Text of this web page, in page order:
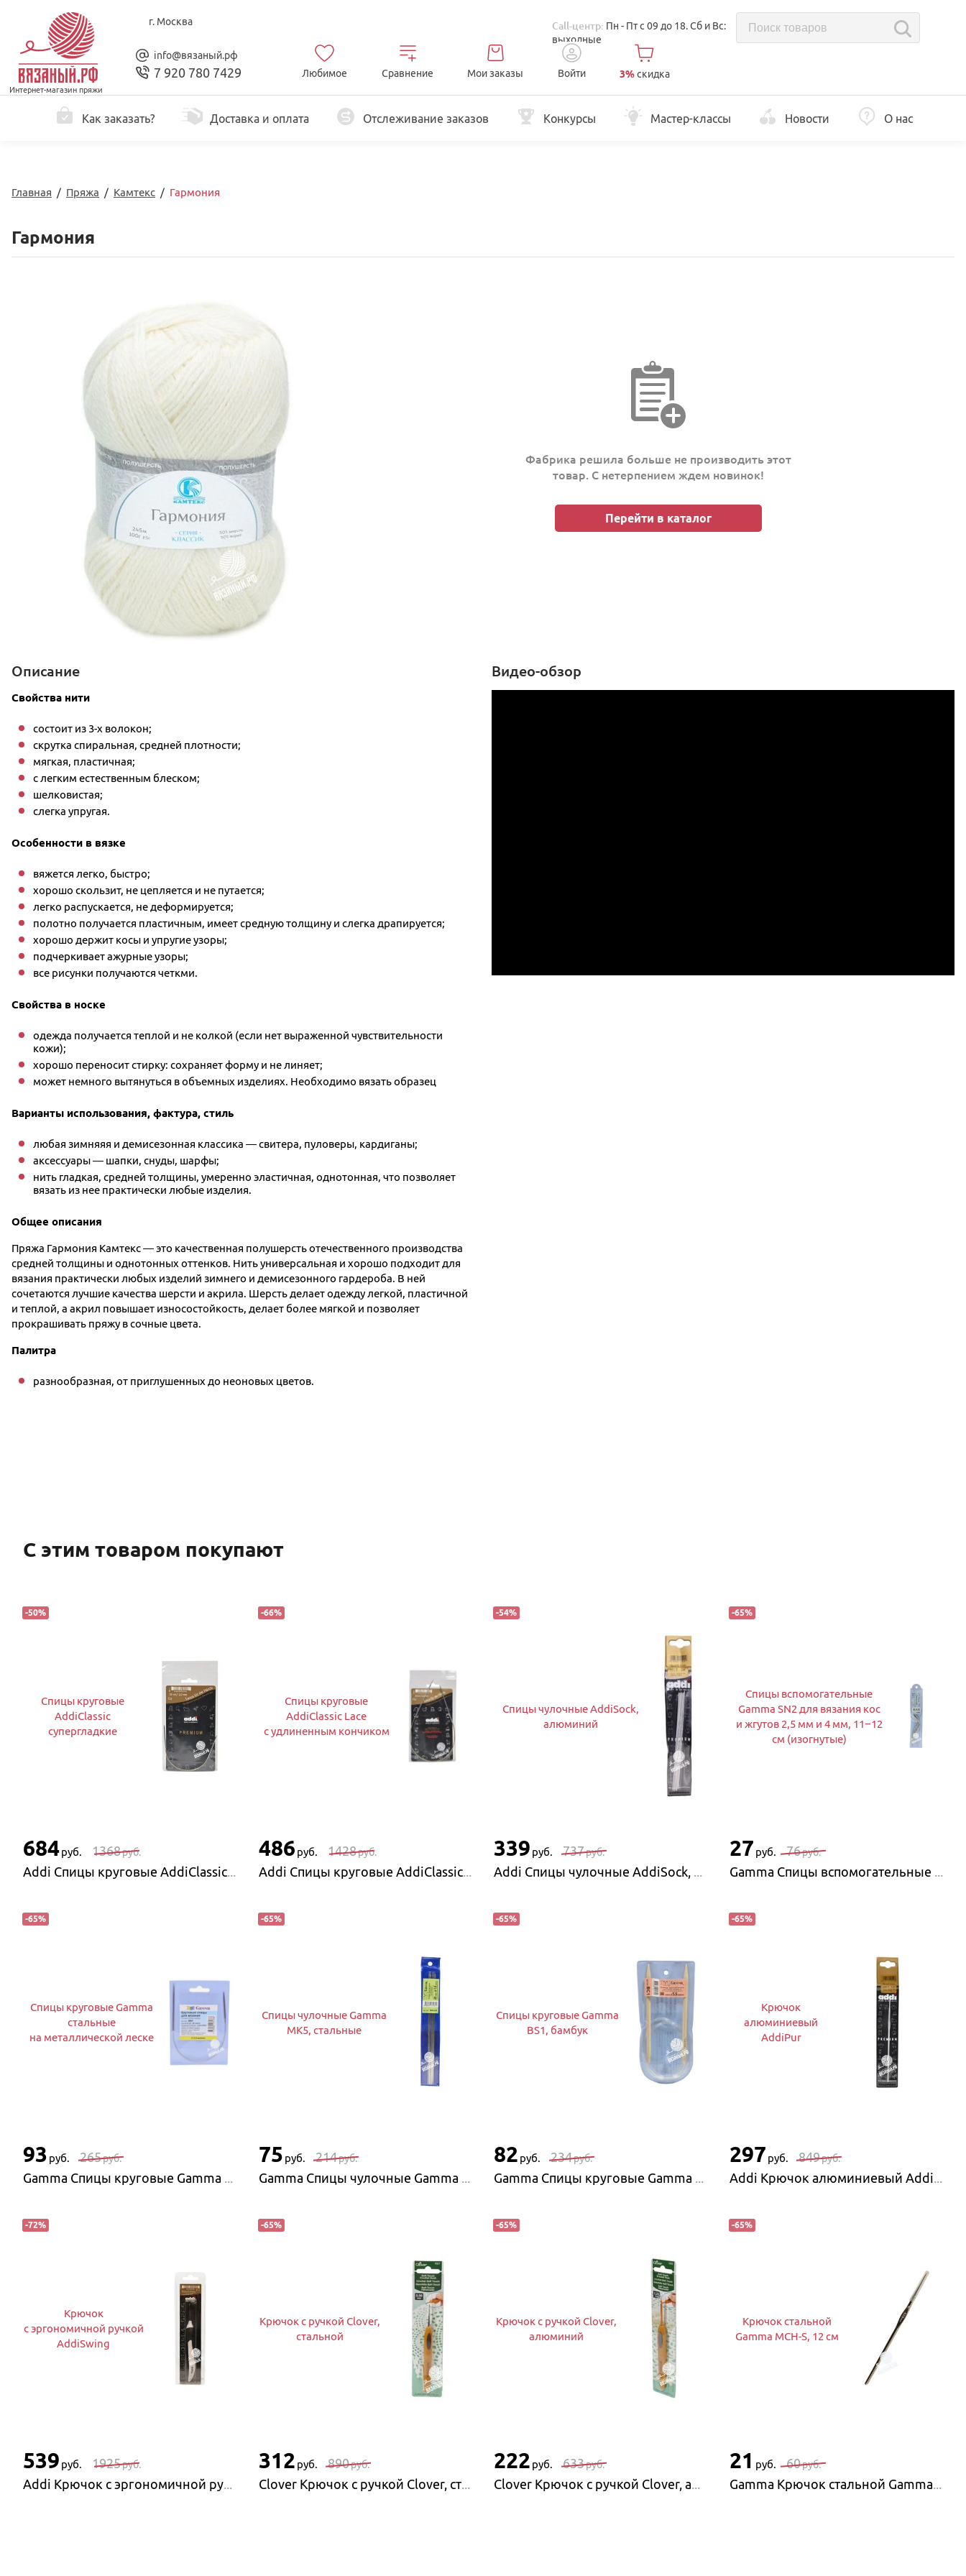
Интернет-магазин пряжи
г. Москва Call-центр: Пн - Пт с 09 до 18. Сб и Вс:
выходные
info@вязаный.рф
7 920 780 7429 Любимое Сравнение Мои заказы Войти 3%скидка
Как заказать? Доставка и оплата Отслеживание заказов Конкурсы Мастер-классы Новости О нас
Главная / Пряжа / Камтекс / Гармония
Гармония
Фабрика решила больше не производить этот
товар. С нетерпением ждем новинок!
Перейти в каталог
Описание
Свойства нити
состоит из 3-х волокон;
скрутка спиральная, средней плотности;
мягкая, пластичная;
с легким естественным блеском;
шелковистая;
слегка упругая.
Особенности в вязке
вяжется легко, быстро;
хорошо скользит, не цепляется и не путается;
легко распускается, не деформируется;
полотно получается пластичным, имеет средную толщину и слегка драпируется;
хорошо держит косы и упругие узоры;
подчеркивает ажурные узоры;
все рисунки получаются четкми.
Свойства в носке
одежда получается теплой и не колкой (если нет выраженной чувствительности
кожи);
хорошо переносит стирку: сохраняет форму и не линяет;
может немного вытянуться в объемных изделиях. Необходимо вязать образец
Варианты использования, фактура, стиль
любая зимняяя и демисезонная классика — свитера, пуловеры, кардиганы;
аксессуары — шапки, снуды, шарфы;
нить гладкая, средней толщины, умеренно эластичная, однотонная, что позволяет
вязать из нее практически любые изделия.
Общее описания
Пряжа Гармония Камтекс — это качественная полушерсть отечественного производства
средней толщины и однотонных оттенков. Нить универсальная и хорошо подходит для
вязания практически любых изделий зимнего и демисезонного гардероба. В ней
сочетаются лучшие качества шерсти и акрила. Шерсть делает одежду легкой, пластичной
и теплой, а акрил повышает износостойкость, делает более мягкой и позволяет
прокрашивать пряжу в сочные цвета.
Палитра
разнообразная, от приглушенных до неоновых цветов.
Видео-обзор
С этим товаром покупают
-50%
Спицы круговые
AddiClassic
супергладкие
684руб. 1368руб.
Addi Спицы круговые AddiClassic супергладкие
-66%
Спицы круговые
AddiClassic Lace
с удлиненным кончиком
486 руб. 1428руб.
Addi Спицы круговые AddiClassic Lace с удлиненным кончиком
-54%
Спицы чулочные AddiSock,
алюминий
339 руб. 737руб.
Addi Спицы чулочные AddiSock, алюминий
-65%
Спицы вспомогательные
Gamma SN2 для вязания кос
и жгутов 2,5 мм и 4 мм, 11−12
см (изогнутые)
27 руб. 76руб.
Gamma Спицы вспомогательные Gamma SN2 для вязания кос и жгутов 2,5 мм и 4 мм, 11−12 см (изогнутые)
-65%
Спицы круговые Gamma
стальные
на металлической леске
93 руб. 265руб.
Gamma Спицы круговые Gamma стальные на металлической леске
-65%
Спицы чулочные Gamma
MK5, стальные
75 руб. 214руб.
Gamma Спицы чулочные Gamma MK5, стальные
-65%
Спицы круговые Gamma
BS1, бамбук
82 руб. 234руб.
Gamma Спицы круговые Gamma BS1, бамбук
-65%
Крючок
алюминиевый
AddiPur
297 руб. 849руб.
Addi Крючок алюминиевый AddiPur
-72%
Крючок
с эргономичной ручкой
AddiSwing
539 руб. 1925руб.
Addi Крючок с эргономичной ручкой AddiSwing
-65%
Крючок с ручкой Clover,
стальной
312 руб. 890руб.
Clover Крючок с ручкой Clover, стальной
-65%
Крючок с ручкой Clover,
алюминий
222 руб. 633руб.
Clover Крючок с ручкой Clover, алюминий
-65%
Крючок стальной
Gamma MCH-S, 12 см
21 руб. 60руб.
Gamma Крючок стальной Gamma MCH-S, 12 см